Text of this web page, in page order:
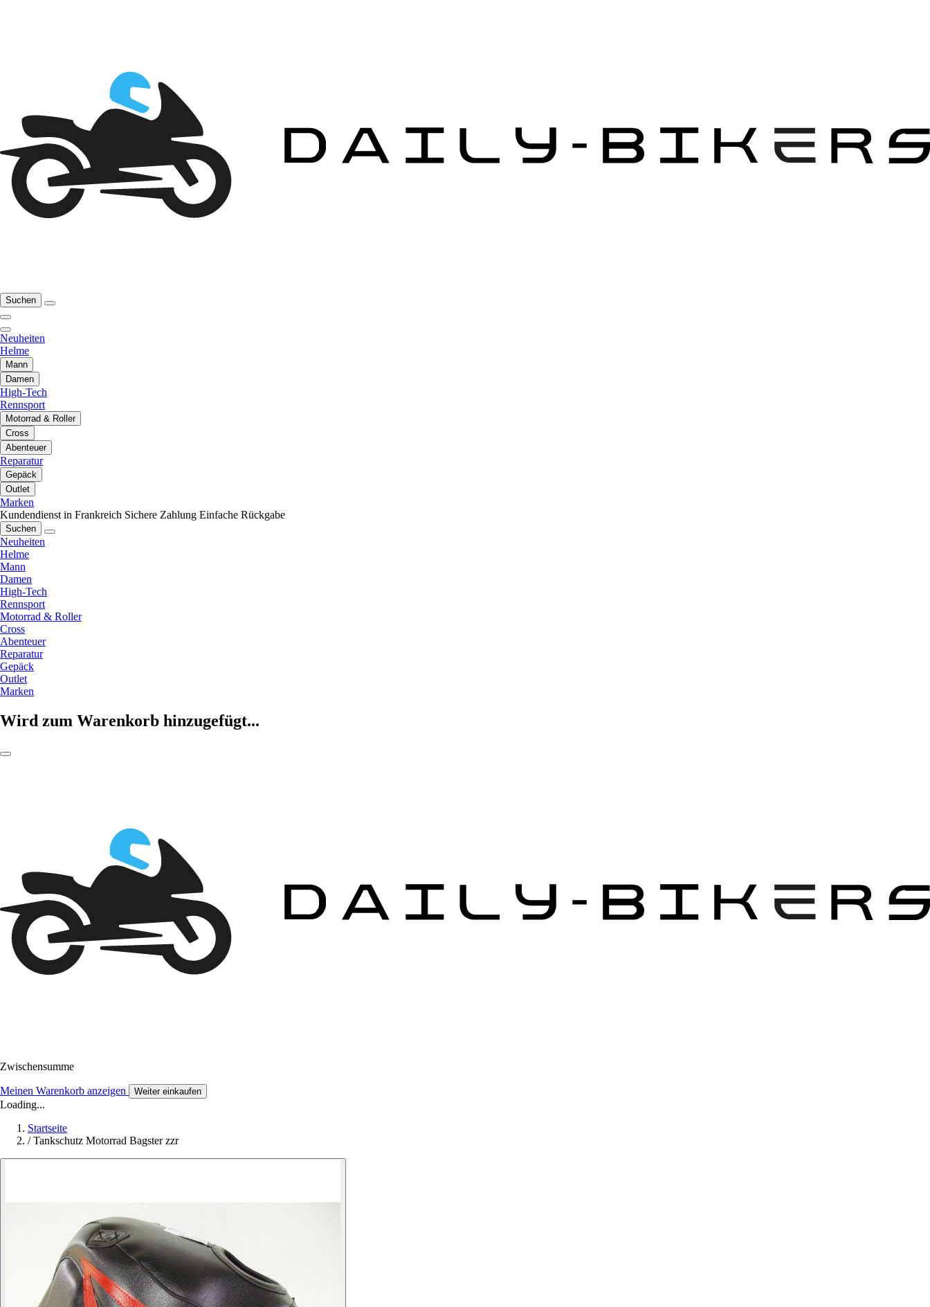
Suchen
Neuheiten
Helme
Mann
Damen
High-Tech
Rennsport
Motorrad & Roller
Cross
Abenteuer
Reparatur
Gepäck
Outlet
Marken
Kundendienst in Frankreich Sichere Zahlung Einfache Rückgabe
Suchen
Neuheiten
Helme
Mann
Damen
High-Tech
Rennsport
Motorrad & Roller
Cross
Abenteuer
Reparatur
Gepäck
Outlet
Marken
Wird zum Warenkorb hinzugefügt...
Zwischensumme
Meinen Warenkorb anzeigen Weiter einkaufen
Loading...
Startseite
/ Tankschutz Motorrad Bagster zzr